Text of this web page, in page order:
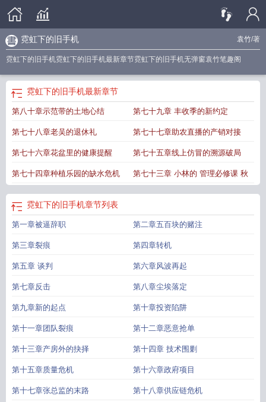
袁竹/著
霓虹下的旧手机
霓虹下的旧手机霓虹下的旧手机最新章节霓虹下的旧手机无弹窗袁竹笔趣阁
霓虹下的旧手机最新章节
第八十章示范带的土地心结 第七十九章 丰收季的新约定
第七十八章老吴的退休礼 第七十七章助农直播的产销对接
第七十六章花盆里的健康提醒 第七十五章线上仿冒的溯源破局
第七十四章种植乐园的缺水危机 第七十三章 小林的 管理必修课 秋
霓虹下的旧手机章节列表
第一章被逼辞职 第二章五百块的赌注
第三章裂痕 第四章转机
第五章 谈判 第六章风波再起
第七章反击 第八章尘埃落定
第九章新的起点 第十章投资陷阱
第十一章团队裂痕 第十二章恶意抢单
第十三章产房外的抉择 第十四章 技术围剿
第十五章质量危机 第十六章政府项目
第十七章张总监的末路 第十八章供应链危机